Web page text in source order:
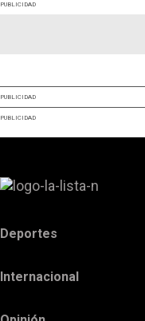
PUBLICIDAD
PUBLICIDAD
PUBLICIDAD
Deportes
Internacional